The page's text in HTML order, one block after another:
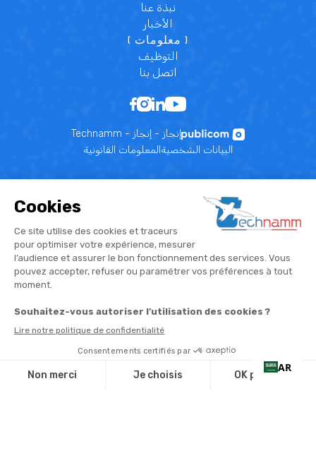
نبذة عنا
الأخبار
( معلومات )
التوظيف
اتصل بنا
Technamm - إنجاز - إنجاز
المعلومات القانونية البيانات الشخصية
AR